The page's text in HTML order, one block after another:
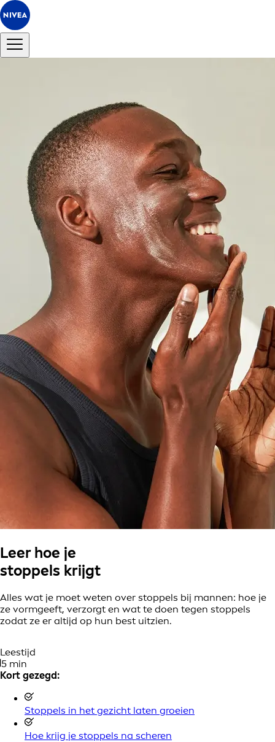
Leer hoe je
stoppels krijgt
Alles wat je moet weten over stoppels bij mannen: hoe je
ze vormgeeft, verzorgt en wat te doen tegen stoppels
zodat ze er altijd op hun best uitzien.
Leestijd
5 min
Kort gezegd:
Stoppels in het gezicht laten groeien
Hoe krijg je stoppels na scheren